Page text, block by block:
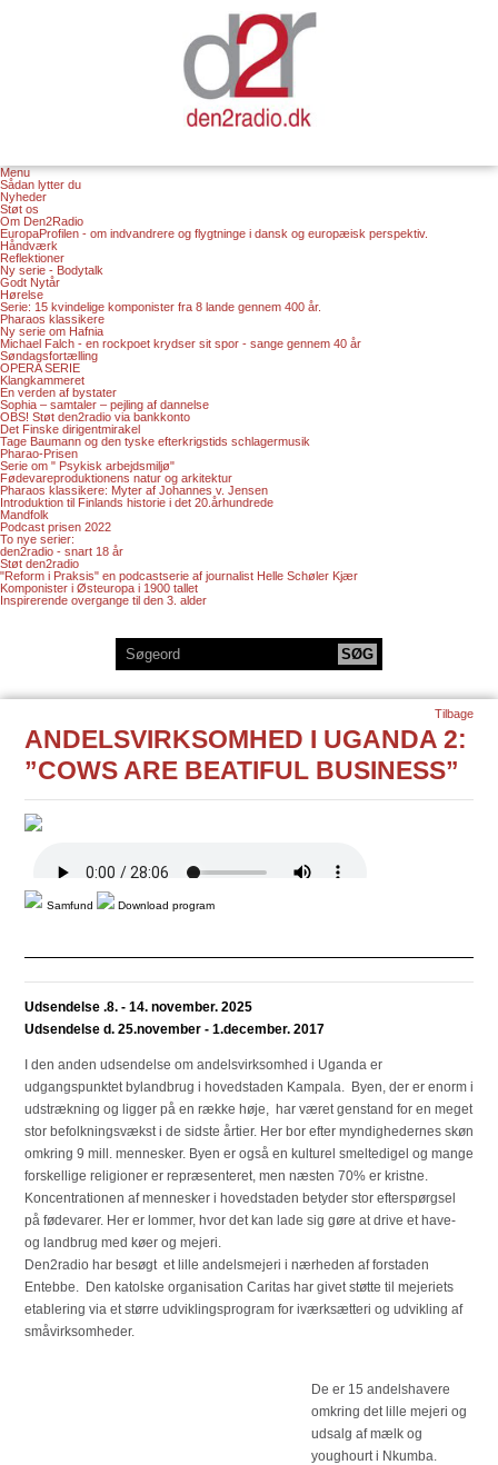
Menu
Sådan lytter du
Nyheder
Støt os
Om Den2Radio
EuropaProfilen - om indvandrere og flygtninge i dansk og europæisk perspektiv.
Håndværk
Reflektioner
Ny serie - Bodytalk
Godt Nytår
Hørelse
Serie: 15 kvindelige komponister fra 8 lande gennem 400 år.
Pharaos klassikere
Ny serie om Hafnia
Michael Falch - en rockpoet krydser sit spor - sange gennem 40 år
Søndagsfortælling
OPERA SERIE
Klangkammeret
En verden af bystater
Sophia – samtaler – pejling af dannelse
OBS! Støt den2radio via bankkonto
Det Finske dirigentmirakel
Tage Baumann og den tyske efterkrigstids schlagermusik
Pharao-Prisen
Serie om " Psykisk arbejdsmiljø"
Fødevareproduktionens natur og arkitektur
Pharaos klassikere: Myter af Johannes v. Jensen
Introduktion til Finlands historie i det 20.århundrede
Mandfolk
Podcast prisen 2022
To nye serier:
den2radio - snart 18 år
Støt den2radio
"Reform i Praksis" en podcastserie af journalist Helle Schøler Kjær
Komponister i Østeuropa i 1900 tallet
Inspirerende overgange til den 3. alder
ANDELSVIRKSOMHED I UGANDA 2:
”COWS ARE BEATIFUL BUSINESS”
Samfund Download program
Udsendelse .8. - 14. november. 2025
Udsendelse d. 25.november - 1.december. 2017
I den anden udsendelse om andelsvirksomhed i Uganda er
udgangspunktet bylandbrug i hovedstaden Kampala. Byen, der er enorm i
udstrækning og ligger på en række høje, har været genstand for en meget
stor befolkningsvækst i de sidste årtier. Her bor efter myndighedernes skøn
omkring 9 mill. mennesker. Byen er også en kulturel smeltedigel og mange
forskellige religioner er repræsenteret, men næsten 70% er kristne.
Koncentrationen af mennesker i hovedstaden betyder stor efterspørgsel
på fødevarer. Her er lommer, hvor det kan lade sig gøre at drive et have-
og landbrug med køer og mejeri.
Den2radio har besøgt et lille andelsmejeri i nærheden af forstaden
Entebbe. Den katolske organisation Caritas har givet støtte til mejeriets
etablering via et større udviklingsprogram for iværksætteri og udvikling af
småvirksomheder.
De er 15 andelshavere
omkring det lille mejeri og
udsalg af mælk og
youghourt i Nkumba.
Tilbage